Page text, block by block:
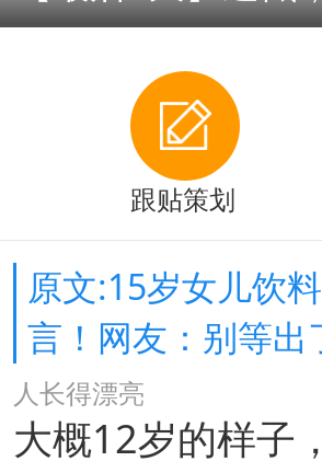
跟贴策划
原文:15岁女儿饮
言！网友：别等出
人长得漂亮
大概12岁的样子